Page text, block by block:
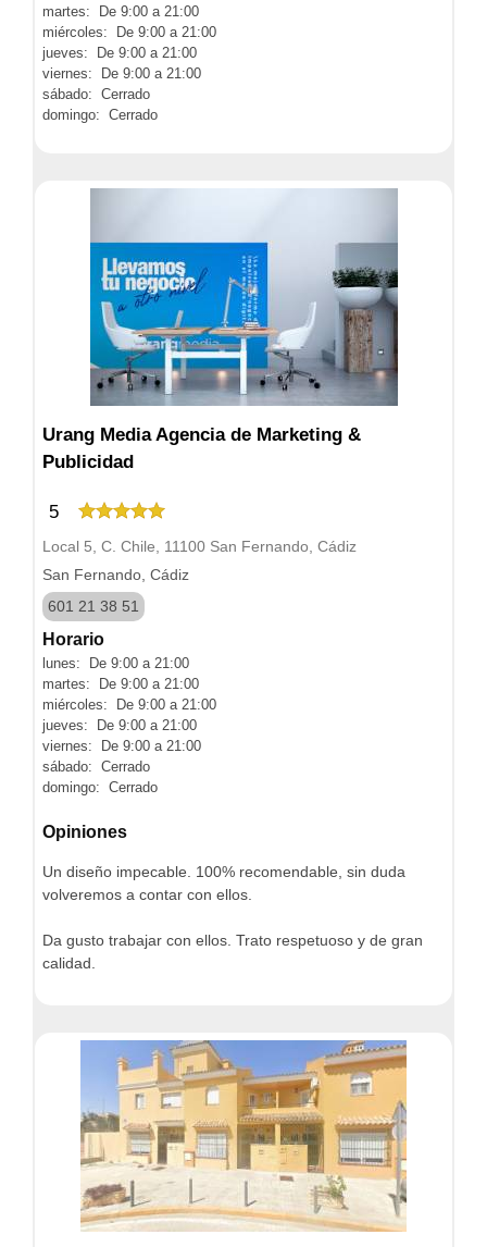
martes: De 9:00 a 21:00
miércoles: De 9:00 a 21:00
jueves: De 9:00 a 21:00
viernes: De 9:00 a 21:00
sábado: Cerrado
domingo: Cerrado
Urang Media Agencia de Marketing &
Publicidad
5
Local 5, C. Chile, 11100 San Fernando, Cádiz
San Fernando, Cádiz
601 21 38 51
Horario
lunes: De 9:00 a 21:00
martes: De 9:00 a 21:00
miércoles: De 9:00 a 21:00
jueves: De 9:00 a 21:00
viernes: De 9:00 a 21:00
sábado: Cerrado
domingo: Cerrado
Opiniones
Un diseño impecable. 100% recomendable, sin duda
volveremos a contar con ellos.
Da gusto trabajar con ellos. Trato respetuoso y de gran
calidad.